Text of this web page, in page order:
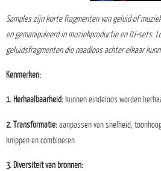
Samples zijn korte fragmenten van geluid of
en gemanipuleerd in muziekproductie en DJ-sets.
geluidsfragmenten die naadloos achter elkaar
Kenmerken:
1. Herhaalbaarheid: kunnen eindeloos worden
2. Transformatie:aanpassen van snelheid,
knippen en combineren
3. Diversiteit van bronnen: